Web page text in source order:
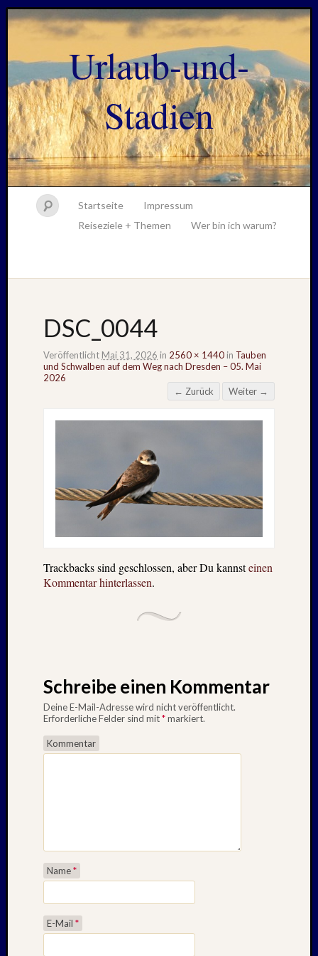
Urlaub-und-
Stadien
Startseite
Impressum
Reiseziele + Themen
Wer bin ich warum?
DSC_0044
Veröffentlicht Mai 31, 2026 in 2560 × 1440 in Tauben
und Schwalben auf dem Weg nach Dresden – 05. Mai
2026
← Zurück
Weiter →
Trackbacks sind geschlossen, aber Du kannsteinen
Kommentar hinterlassen.
Schreibe einen Kommentar
Deine E-Mail-Adresse wird nicht veröffentlicht.
Erforderliche Felder sind mit*markiert.
Kommentar
Name*
E-Mail *